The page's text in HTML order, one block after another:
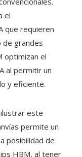
el
que requieren
de grandes
optimizan el
al permitir un
y eficiente.
este
permite un
posibilidad de
HBM, al tener